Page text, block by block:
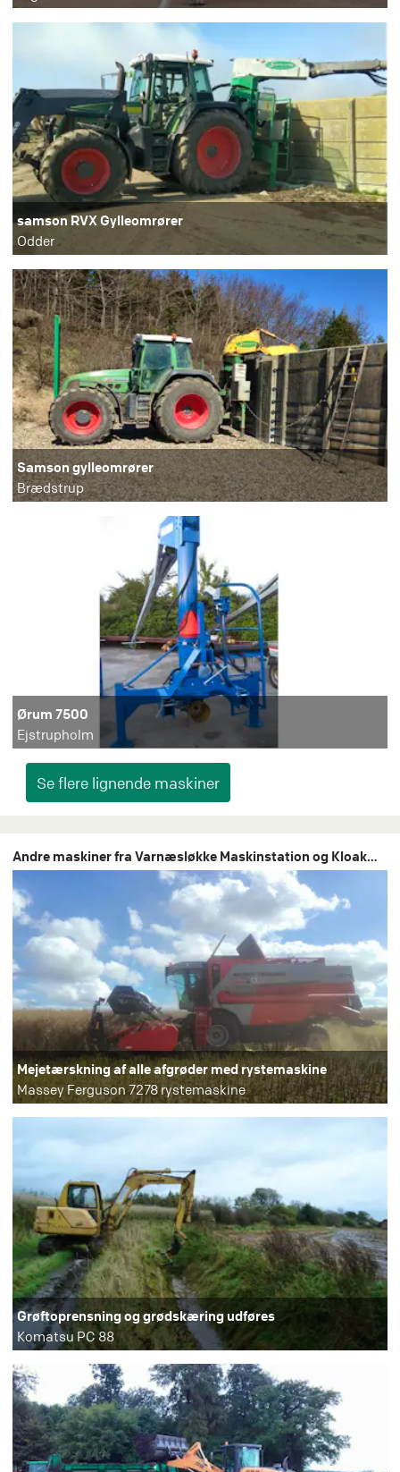
samson RVX Gylleomrører
Odder
Samson gylleomrører
Brædstrup
Ørum 7500
Ejstrupholm
Andre maskiner fra Varnæsløkke Maskinstation og Kloakmester ApS
Mejetærskning af alle afgrøder med rystemaskine
Massey Ferguson 7278 rystemaskine
Grøftoprensning og grødskæring udføres
Komatsu PC 88